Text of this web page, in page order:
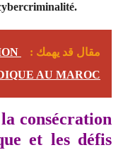
مقال قد يهمك :
AU MAROC
consécration
et les défis